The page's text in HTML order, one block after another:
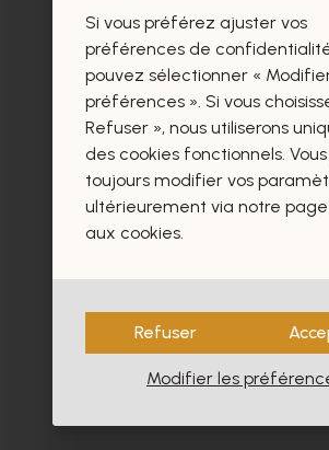
certainement
Si vous préférez ajuster vos
préférences de
pouvez sélectionner «
préférences ». Si vous
Refuser », nous utiliserons
des cookies fonctionnels.
toujours modifier vos
ultérieurement via notre
aux cookies.
Refuser
Modifier les